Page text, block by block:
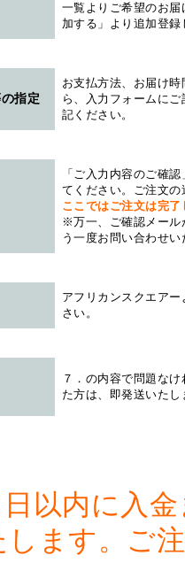
一覧よりご希望のお
加する」より追加登
指定
お支払方法、お届け
ら、入力フォームに
記ください。
「ご入力内容のご確
てください。ご注文
ここではご注文は完
※万一、ご確認メール
う一度お問い合わせ
アフリカンスクエアー
さい。
７．の内容で問題な
た方は、即発送いたし
以内に入
ます。ご